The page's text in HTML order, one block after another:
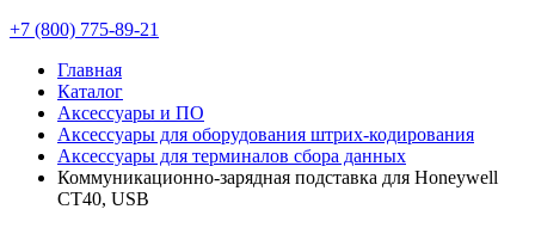
+7 (800) 775-89-21
Главная
Каталог
Аксессуары и ПО
Аксессуары для оборудования штрих-кодирования
Аксессуары для терминалов сбора данных
Коммуникационно-зарядная подставка для Honeywell
СТ40, USB